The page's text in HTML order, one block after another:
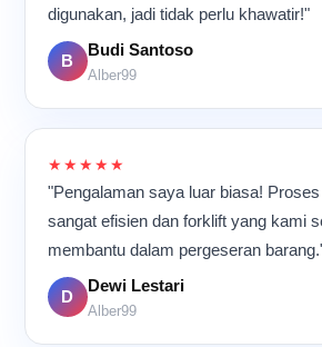
digunakan, jadi tidak perlu khawatir!"
B
Budi Santoso
Alber99
★★★★★
"Pengalaman saya luar biasa!
sangat efisien dan forklift yang kami
membantu dalam pergeseran
D
Dewi Lestari
Alber99